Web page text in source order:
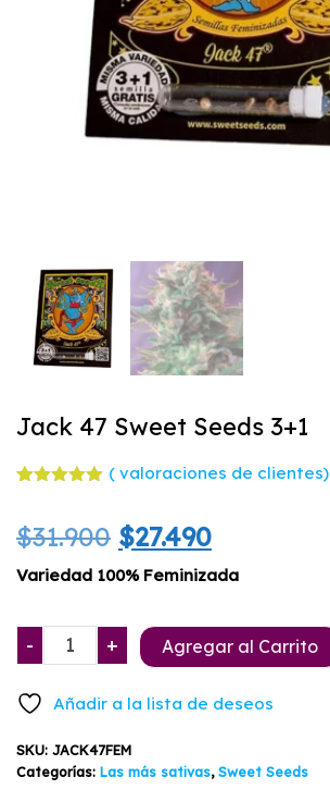
Jack 47 Sweet Seeds 3+1
de 5 en
base a
s de
( valoraciones de clientes)
$31.900 El
precio
original
era:
$31.900.
$27.490El
precio
es:
$27.490.
Variedad 100% Feminizada
-
Jack
47
Seeds
3+1
cantidad
+ Agregar al Carrito
Añadir a la lista de deseos
SKU: JACK47FEM
Categorías: Las más sativas,Sweet Seeds